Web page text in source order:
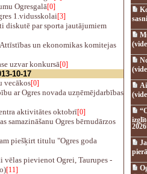
Ogresgalā[0]
1.vidusskolai[3]
diskutē par sporta jautājumiem
un ekonomikas komitejas
uzvar konkursā[0]
10-17
vecākos[0]
ar Ogres novada uzņēmējdarbības
aktivitātes oktobrī[0]
samazināšanu Ogres bērnudārzos
piešķirt titulu "Ogres goda
vēlas pievienot Ogrei, Taurupes -
[11]